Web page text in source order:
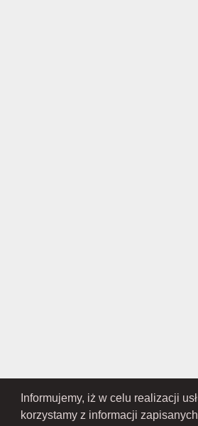
Informujemy, iż w celu realizacji
korzystamy z informacji
RAMEX SPÓŁKA Z
Przedsiębiorców Krajowego